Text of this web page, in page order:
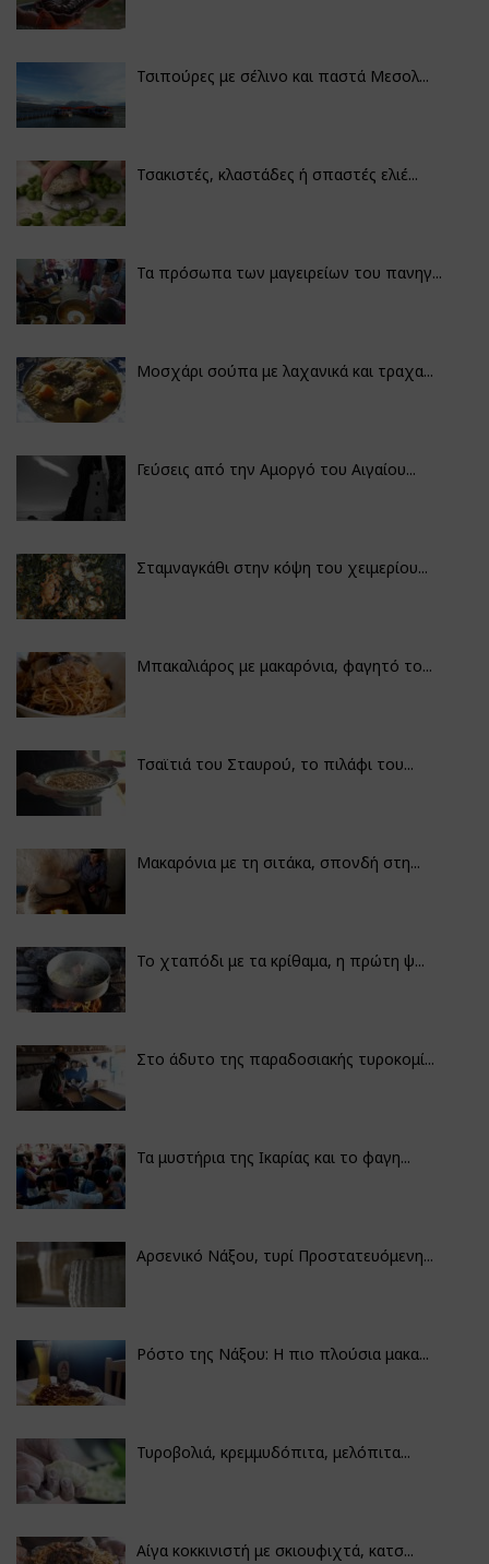
Τσιπούρες με σέλινο και παστά Μεσολ...
Τσακιστές, κλαστάδες ή σπαστές ελιέ...
Τα πρόσωπα των μαγειρείων του πανηγ...
Μοσχάρι σούπα με λαχανικά και τραχα...
Γεύσεις από την Αμοργό του Αιγαίου...
Σταμναγκάθι στην κόψη του χειμερίου...
Μπακαλιάρος με μακαρόνια, φαγητό το...
Τσαϊτιά του Σταυρού, το πιλάφι του...
Μακαρόνια με τη σιτάκα, σπονδή στη...
Το χταπόδι με τα κρίθαμα, η πρώτη ψ...
Στο άδυτο της παραδοσιακής τυροκομί...
Τα μυστήρια της Ικαρίας και το φαγη...
Αρσενικό Νάξου, τυρί Προστατευόμενη...
Ρόστο της Νάξου: Η πιο πλούσια μακα...
Τυροβολιά, κρεμμυδόπιτα, μελόπιτα...
Αίγα κοκκινιστή με σκιουφιχτά, κατσ...